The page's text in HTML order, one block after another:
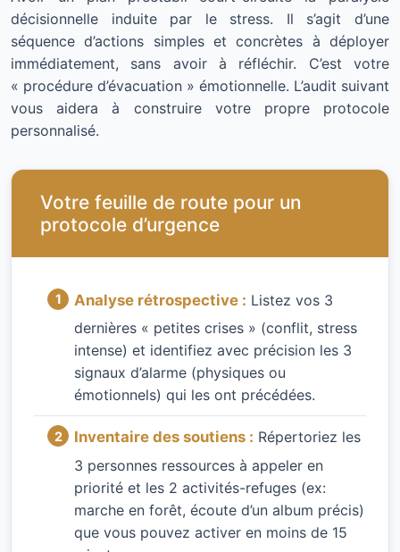
décisionnelle induite par le stress. Il s’agit d’une
séquence d’actions simples et concrètes à déployer
immédiatement, sans avoir à réfléchir. C’est votre
« procédure d’évacuation » émotionnelle. L’audit suivant
vous aidera à construire votre propre protocole
personnalisé.
Votre feuille de route pour un
protocole d’urgence
Analyse rétrospective : Listez vos 3
dernières « petites crises » (conflit, stress
intense) et identifiez avec précision les 3
signaux d’alarme (physiques ou
émotionnels) qui les ont précédées.
Inventaire des soutiens : Répertoriez les
3 personnes ressources à appeler en
priorité et les 2 activités-refuges (ex:
marche en forêt, écoute d’un album précis)
que vous pouvez activer en moins de 15